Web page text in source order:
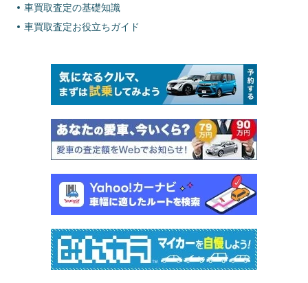
車買取査定の基礎知識
車買取査定お役立ちガイド